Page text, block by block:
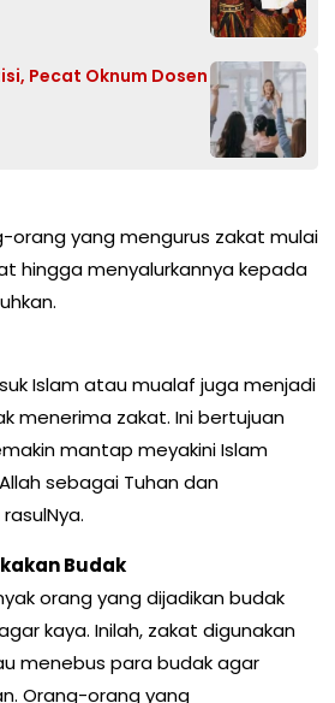
Pecat Oknum Dosen
orang yang mengurus zakat mulai
hingga menyalurkannya kepada
Islam atau mualaf juga menjadi
menerima zakat. Ini bertujuan
mantap meyakini Islam
sebagai Tuhan dan
Budak
orang yang dijadikan budak
kaya. Inilah, zakat digunakan
menebus para budak agar
Orang-orang yang